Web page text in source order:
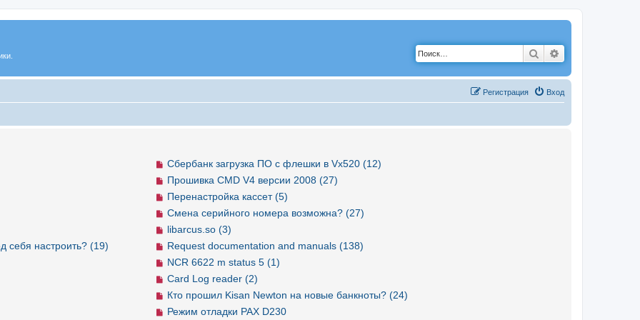
Поиск
Вход
Регистрация
Сбербанк загрузка ПО с флешки в Vx520 (12)
Прошивка CMD V4 версии 2008 (27)
Перенастройка кассет (5)
Смена серийного номера возможна? (27)
libarcus.so (3)
Request documentation and manuals (138)
NCR 6622 m status 5 (1)
Card Log reader (2)
Кто прошил Kisan Newton на новые банкноты? (24)
Режим отладки PAX D230
себя настроить? (19)